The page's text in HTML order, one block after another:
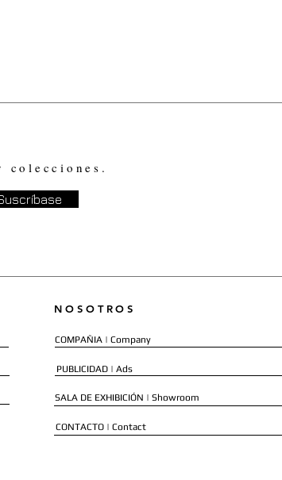
colecciones.
NOSOTROS
COMPAÑIA | Company
PUBLICIDAD | Ads
SALA DE EXHIBICIÓN | Showroom
CONTACTO | Contact